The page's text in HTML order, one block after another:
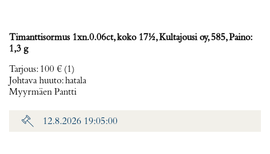
Timanttisormus 1xn.0.06ct, koko 17½, Kultajousi oy, 585, Paino:
1,3 g
Tarjous: 100 € (1)
Johtava huuto:hatala
Myyrmäen Pantti
12.8.2026 19:05:00